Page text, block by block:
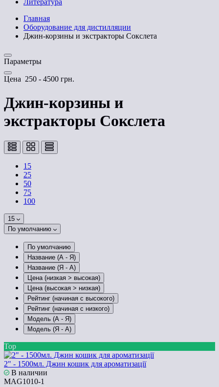
Литература
Главная
Оборудование для дистилляции
Джин-корзины и экстракторы Сокслета
Параметры
Цена 250 - 4500 грн.
Джин-корзины и
экстракторы Сокслета
15
25
50
75
100
15
По умолчанию
По умолчанию
Название (А - Я)
Название (Я - А)
Цена (низкая > высокая)
Цена (высокая > низкая)
Рейтинг (начиная с высокого)
Рейтинг (начиная с низкого)
Модель (А - Я)
Модель (Я - А)
Top
2" - 1500мл. Джин кошик для ароматизації
В наличии
MAG1010-1